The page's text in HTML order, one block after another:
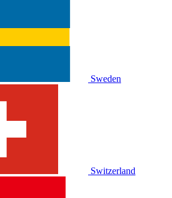
Sweden
Switzerland